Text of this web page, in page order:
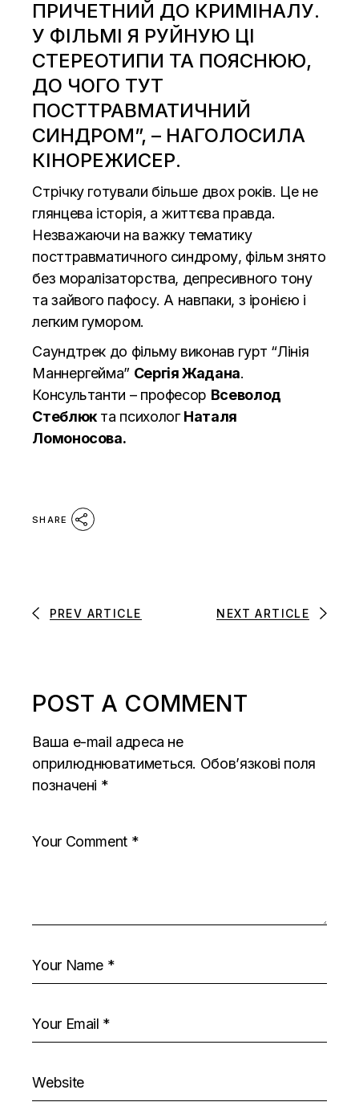
ПРИЧЕТНИЙ ДО КРИМІНАЛУ.
У ФІЛЬМІ Я РУЙНУЮ ЦІ
СТЕРЕОТИПИ ТА ПОЯСНЮЮ,
ДО ЧОГО ТУТ
ПОСТТРАВМАТИЧНИЙ
СИНДРОМ”, – НАГОЛОСИЛА
КІНОРЕЖИСЕР.
Стрічку готували більше двох років. Це не
глянцева історія, а життєва правда.
Незважаючи на важку тематику
посттравматичного синдрому, фільм знято
без моралізаторства, депресивного тону
та зайвого пафосу. А навпаки, з іронією і
легким гумором.
Саундтрек до фільму виконав гурт “Лінія
Маннергейма” Сергія Жадана.
Консультанти – професор Всеволод
Стеблюкта психологНаталя
Ломоносова.
SHARE
PREV ARTICLE NEXT ARTICLE
POST A COMMENT
Ваша e-mail адреса не
оприлюднюватиметься. Обов’язкові поля
позначені *